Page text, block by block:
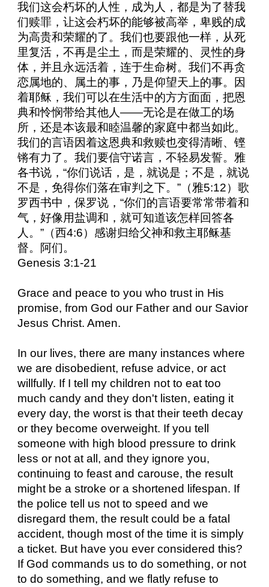
我们这会朽坏的人性，成为人，都是为了替我
们赎罪，让这会朽坏的能够被高举，卑贱的成
为高贵和荣耀的了。我们也要跟他一样，从死
里复活，不再是尘土，而是荣耀的、灵性的身
体，并且永远活着，连于生命树。我们不再贪
恋属地的、属土的事，乃是仰望天上的事。因
着耶稣，我们可以在生活中的方方面面，把恩
典和怜悯带给其他人——无论是在做工的场
所，还是本该最和睦温馨的家庭中都当如此。
我们的言语因着这恩典和救赎也变得清晰、铿
锵有力了。我们要信守诺言，不轻易发誓。雅
各书说，“你们说话，是，就说是；不是，就说
不是，免得你们落在审判之下。”（雅5:12）歌
罗西书中，保罗说，“你们的言语要常常带着和
气，好像用盐调和，就可知道该怎样回答各
人。”（西4:6）感谢归给父神和救主耶稣基
督。阿们。
Genesis 3:1-21
Grace and peace to you who trust in His
promise, from God our Father and our Savior
Jesus Christ. Amen.
In our lives, there are many instances where
we are disobedient, refuse advice, or act
willfully. If I tell my children not to eat too
much candy and they don't listen, eating it
every day, the worst is that their teeth decay
or they become overweight. If you tell
someone with high blood pressure to drink
less or not at all, and they ignore you,
continuing to feast and carouse, the result
might be a stroke or a shortened lifespan. If
the police tell us not to speed and we
disregard them, the result could be a fatal
accident, though most of the time it is simply
a ticket. But have you ever considered this?
If God commands us to do something, or not
to do something, and we flatly refuse to